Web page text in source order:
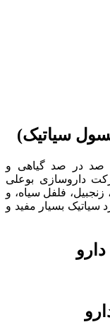
سیاتیک)
صد در صد گیاهی و
داروسازی بوعلی
فلفل سیاه، و
سیاتیک بسیار مفید و